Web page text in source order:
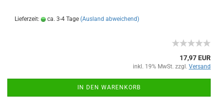
Lieferzeit: ca. 3-4 Tage (Ausland abweichend)
17,97 EUR
inkl. 19% MwSt. zzgl. Versand
IN DEN WARENKORB